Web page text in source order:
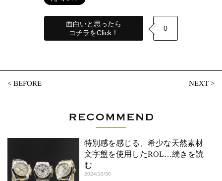
面白いと思ったら
コチラをClick！
0
<BEFORE NEXT>
特別感を感じる、希少な天然素材
文字盤を使用したROL…続きを読
む
2024/10/30